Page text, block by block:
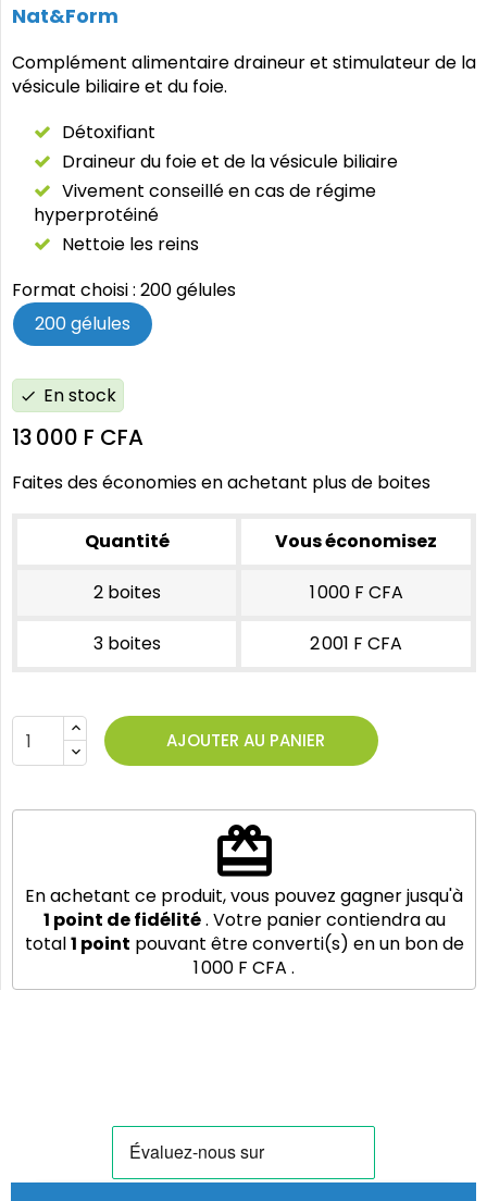
Nat&Form
Complément alimentaire draineur et stimulateur de la
vésicule biliaire et du foie.
Détoxifiant
Draineur du foie et de la vésicule biliaire
Vivement conseillé en cas de régime
hyperprotéiné
Nettoie les reins
Format choisi : 200 gélules
200 gélules
check En stock
13 000 F CFA
Faites des économies en achetant plus de boites
Quantité Vous économisez
2 boites 1 000 F CFA
3 boites 2 001 F CFA
AJOUTER AU PANIER
redeem
En achetant ce produit, vous pouvez gagner jusqu'à
1 point de fidélité. Votre panier contiendra au
total1 point pouvant être converti(s) en un bon de
1 000 F CFA .